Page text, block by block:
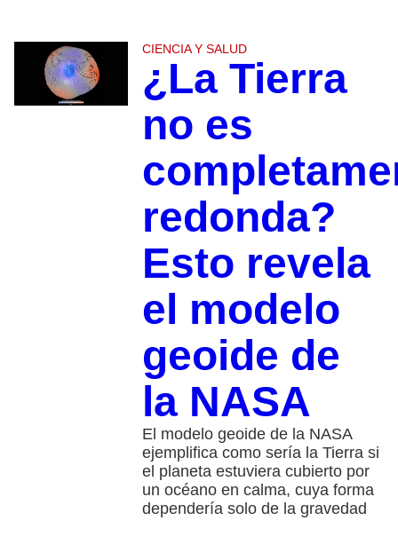
CIENCIA Y SALUD
¿La Tierra
no es
redonda?
Esto revela
el modelo
geoide de
la NASA
El modelo geoide de la NASA
ejemplifica como sería la Tierra si
el planeta estuviera cubierto por
un océano en calma, cuya forma
dependería solo de la gravedad